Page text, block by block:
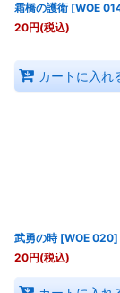
霜橋の護衛 [WOE
20円(税込)
カートに入れ
武勇の時 [WOE 020]
20円(税込)